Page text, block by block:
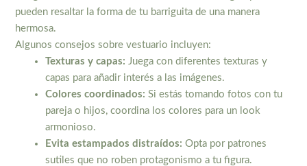
pueden resaltar la forma de tu barriguita de una manera
hermosa.
Algunos consejos sobre vestuario incluyen:
Texturas y capas: Juega con diferentes texturas y
capas para añadir interés a las imágenes.
Colores coordinados: Si estás tomando fotos con tu
pareja o hijos, coordina los colores para un look
armonioso.
Evita estampados distraídos: Opta por patrones
sutiles que no roben protagonismo a tu figura.